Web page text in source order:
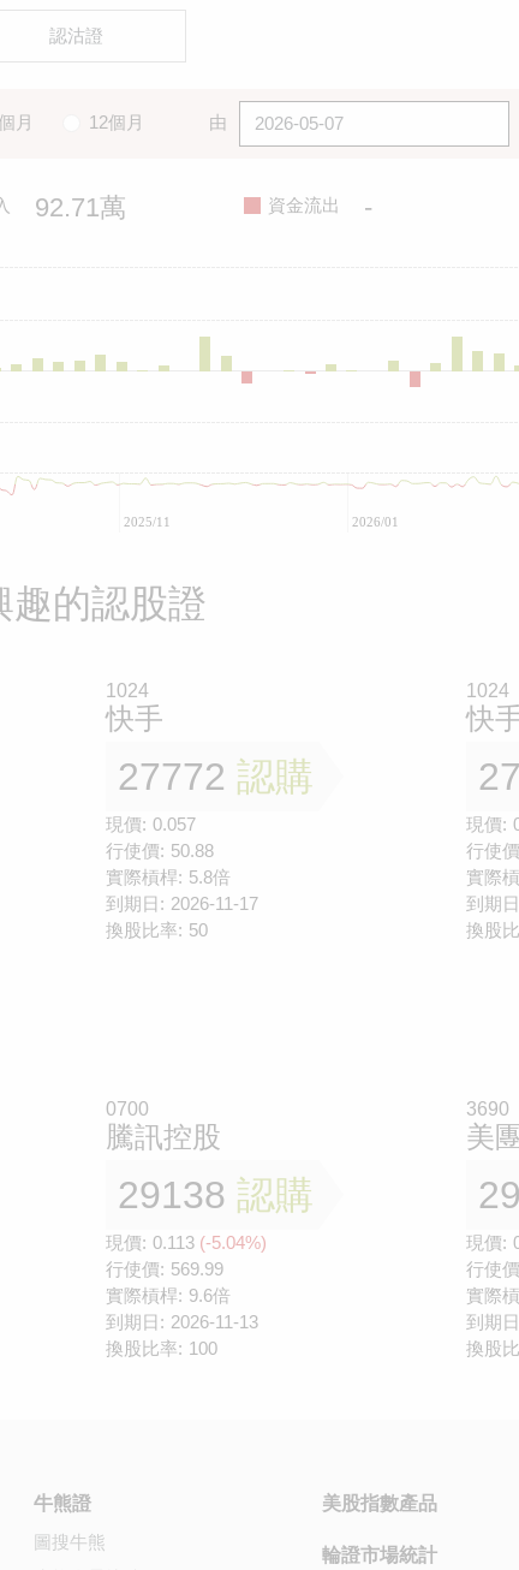
認沽證
月 12個月 由
92.71萬 資金流出 -
2025/11 2026/01
趣的認股證
1024
快手
27772 認購
現價: 0.057
行使價: 50.88
實際槓桿: 5.8倍
到期日: 2026-11-17
換股比率: 50
1024
快
現價:
行使
實際
到期
換股
0700
騰訊控股
29138 認購
現價: 0.113 (-5.04%)
行使價: 569.99
實際槓桿: 9.6倍
到期日: 2026-11-13
換股比率: 100
3690
美團
現價:
行使
實際
到期
換股
牛熊證
圖搜牛熊
美股指數產品
輪證市場統計